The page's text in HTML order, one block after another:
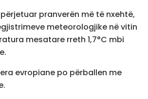
pranverën më të nxehtë,
meteorologjike në vitin
mesatare rreth 1,7°C mbi
evropiane po përballen me